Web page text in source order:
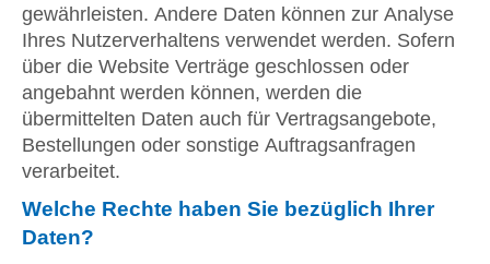
gewährleisten. Andere Daten können zur Analyse
Ihres Nutzerverhaltens verwendet werden. Sofern
über die Website Verträge geschlossen oder
angebahnt werden können, werden die
übermittelten Daten auch für Vertragsangebote,
Bestellungen oder sonstige Auftragsanfragen
verarbeitet.
Welche Rechte haben Sie bezüglich Ihrer
Daten?